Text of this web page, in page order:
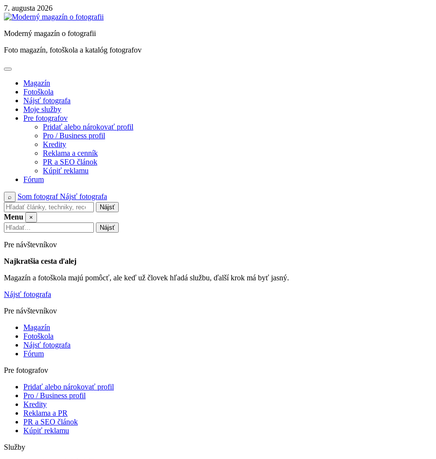
Skip
to
7. augusta 2026
Moderný magazín o fotografii
Foto magazín, fotoškola a katalóg fotografov
Magazín
Fotoškola
Nájsť fotografa
Moje služby
Pre fotografov
Pridať alebo nárokovať profil
Pro / Business profil
Kredity
Reklama a cenník
PR a SEO článok
Kúpiť reklamu
Fórum
⌕ Som fotografNájsť fotografa
Nájsť
Menu
×
Nájsť
Pre návštevníkov
Najkratšia cesta ďalej
Magazín a fotoškola majú pomôcť, ale keď už človek hľadá službu, ďalší krok má byť jasný.
Nájsť fotografa
Pre návštevníkov
Magazín
Fotoškola
Nájsť fotografa
Fórum
Pre fotografov
Pridať alebo nárokovať profil
Pro / Business profil
Kredity
Reklama a PR
PR a SEO článok
Kúpiť reklamu
Služby